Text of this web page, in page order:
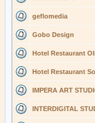
geflomedia
Gobo Design
Hotel Restaurant
Hotel Restaurant
IMPERA ART
INTERDIGITAL